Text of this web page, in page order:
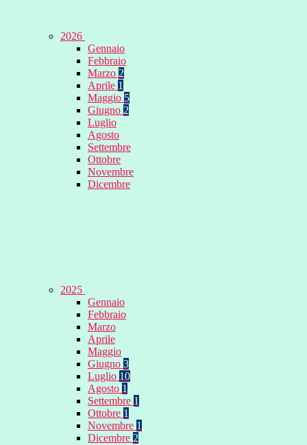
2026
Gennaio
Febbraio
Marzo 2
Aprile 1
Maggio 5
Giugno 2
Luglio
Agosto
Settembre
Ottobre
Novembre
Dicembre
2025
Gennaio
Febbraio
Marzo
Aprile
Maggio
Giugno 3
Luglio 10
Agosto 1
Settembre 1
Ottobre 1
Novembre 1
Dicembre 2